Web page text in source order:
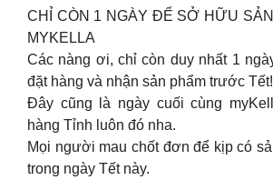
CHỈ CÒN 1 NGÀY ĐỂ SỞ HỮU
MYKELLA
Các nàng ơi, chỉ còn duy nhất 1
đặt hàng và nhận sản phẩm trước Tết!
Đây cũng là ngày cuối cùng
hàng Tỉnh luôn đó nha.
Mọi người mau chốt đơn để kịp có
trong ngày Tết này.